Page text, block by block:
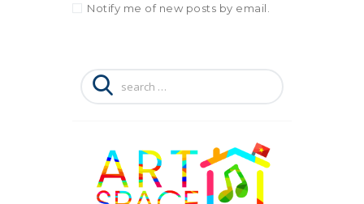
Notify me of new posts by email.
Search
for: